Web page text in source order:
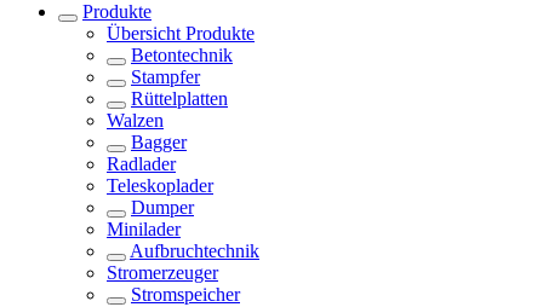
Produkte
Übersicht Produkte
Betontechnik
Stampfer
Rüttelplatten
Walzen
Bagger
Radlader
Teleskoplader
Dumper
Minilader
Aufbruchtechnik
Stromerzeuger
Stromspeicher